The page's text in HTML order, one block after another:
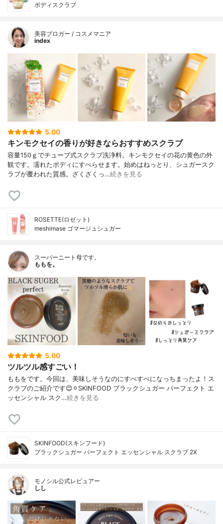
ボディスクラブ
美容ブロガー / コスメマニア
index
5.00
キンモクセイの香りが好きならおすすめスクラブ
容量150ｇでチューブ式スクラブ洗浄料。キンモクセイの花の黄色の外
観です。濡れたボディにすべらせます。始めはねっとり、シュガースク
ラブが覆われた質感。ざくざくっ…続きを見る
ROSETTE(ロゼット)
meshimase ゴマージュシュガー
スーパーニート母です。
ももを。
5.00
ツルツル感すごい！
ももをです。今回は、美味しそうなのにすべすべになっちまったよ！ス
クラブのご紹介です😊⚪︎SKINFOOD ブラックシュガー パーフェクト エ
ッセンシャル スク…続きを見る
SKINFOOD(スキンフード)
ブラックシュガー パーフェクト エッセンシャル スクラブ 2X
モノシル公式レビュアー
しし